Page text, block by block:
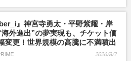
』神宮寺勇太・平野紫耀・岸
外進出”の夢実現も、チケット価
変更！世界規模の高騰に不満噴出
2026/8/7